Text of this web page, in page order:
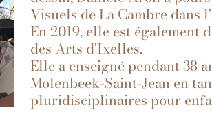
Visuels de La Cambre dans
En 2019, elle est
des Arts d'Ixelles.
Elle a enseigné pendant 38
Molenbeek-Saint-Jean en
pluridisciplinaires pour